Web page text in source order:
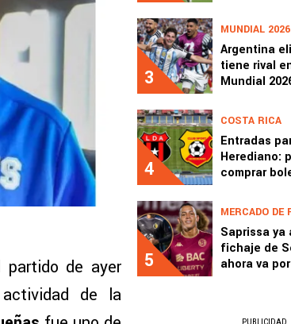
de ayer
de la
3
MUNDIAL 2026
Argentina
tiene rival
Mundial
4
COSTA RICA
Entradas
Herediano:
comprar
5
MERCADO DE
Saprissa ya
fichaje de
ahora va